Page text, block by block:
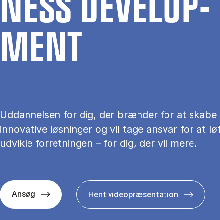
NESS DE­VE­L­OP­
MENT
Uddannelsen for dig, der brænder for at skabe
innovative løsninger og vil tage ansvar for at
udvikle forretningen – for dig, der vil mere.
Ansøg Hent videopræsentation